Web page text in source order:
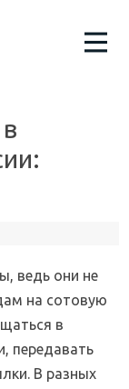
ведь они не
на сотовую
в
передавать
В разных